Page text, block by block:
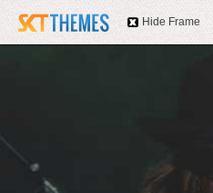
Hide Frame